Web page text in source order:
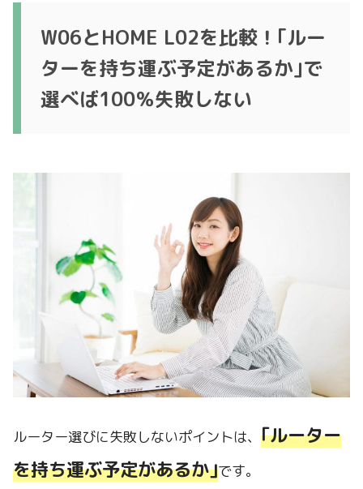
W06とHOME L02を比較！｢ルー
ターを持ち運ぶ予定があるか｣で
選べば100％失敗しない
ルーター選びに失敗しないポイントは、 ｢ルーター
を持ち運ぶ予定があるか｣です。